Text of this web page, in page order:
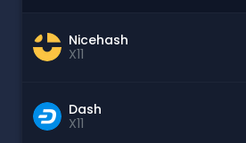
Nicehash
X11
Dash
X11